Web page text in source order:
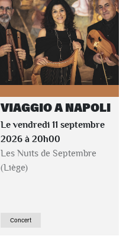
VIAGGIO A NAPOLI
Le vendredi 11 septembre
2026 à 20h00
Les Nuits de Septembre
(Liège)
Concert